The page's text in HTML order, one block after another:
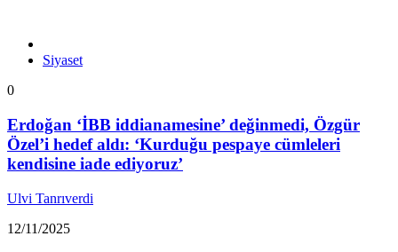
Siyaset
0
Erdoğan ‘İBB iddianamesine’ değinmedi, Özgür
Özel’i hedef aldı: ‘Kurduğu pespaye cümleleri
kendisine iade ediyoruz’
Ulvi Tanrıverdi
12/11/2025